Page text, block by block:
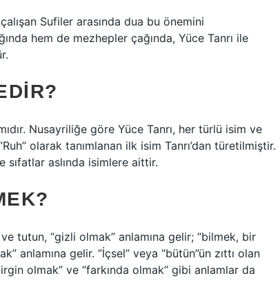
Sufiler arasında dua bu önemini
hem de mezhepler çağında, Yüce Tanrı ile
Nusayriliğe göre Yüce Tanrı, her türlü isim ve
olarak tanımlanan ilk isim Tanrı’dan türetilmiştir.
sıfatlar aslında isimlere aittir.
tutun, “gizli olmak” anlamına gelir; “bilmek, bir
anlamına gelir. “İçsel” veya “bütün”ün zıttı olan
olmak” ve “farkında olmak” gibi anlamlar da